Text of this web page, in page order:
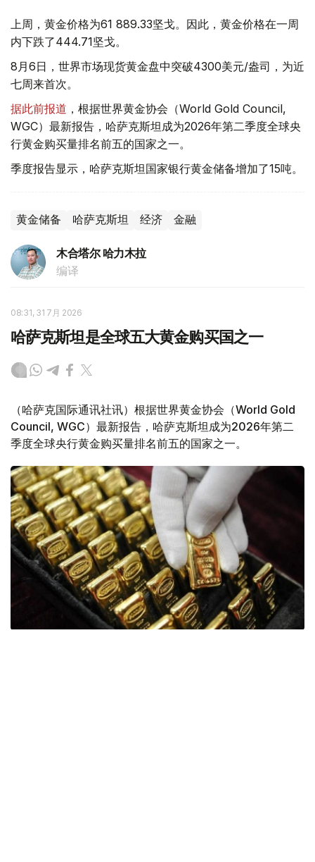
上周，黄金价格为61 889.33坚戈。因此，黄金价格在一周
内下跌了444.71坚戈。
8月6日，世界市场现货黄金盘中突破4300美元/盎司，为近
七周来首次。
据此前报道 ，根据世界黄金协会（World Gold Council,
WGC）最新报告，哈萨克斯坦成为2026年第二季度全球央
行黄金购买量排名前五的国家之一。
季度报告显示，哈萨克斯坦国家银行黄金储备增加了15吨。
黄金储备 哈萨克斯坦 经济 金融
木合塔尔 哈力木拉
编译
08:31, 31 7月 2026
哈萨克斯坦是全球五大黄金购买国之一
（哈萨克国际通讯社讯）根据世界黄金协会（World Gold
Council, WGC）最新报告，哈萨克斯坦成为2026年第二
季度全球央行黄金购买量排名前五的国家之一。